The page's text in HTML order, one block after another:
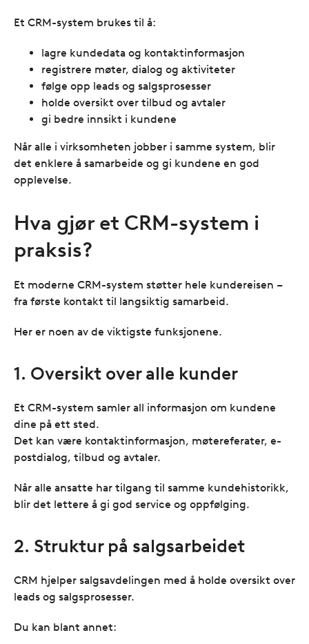
Et CRM-system brukes til å:
lagre kundedata og kontaktinformasjon
registrere møter, dialog og aktiviteter
følge opp leads og salgsprosesser
holde oversikt over tilbud og avtaler
gi bedre innsikt i kundene
Når alle i virksomheten jobber i samme system, blir
det enklere å samarbeide og gi kundene en god
opplevelse.
Hva gjør et CRM-system i
praksis?
Et moderne CRM-system støtter hele kundereisen –
fra første kontakt til langsiktig samarbeid.
Her er noen av de viktigste funksjonene.
1. Oversikt over alle kunder
Et CRM-system samler all informasjon om kundene
dine på ett sted.
Det kan være kontaktinformasjon, møtereferater, e-
postdialog, tilbud og avtaler.
Når alle ansatte har tilgang til samme kundehistorikk,
blir det lettere å gi god service og oppfølging.
2. Struktur på salgsarbeidet
CRM hjelper salgsavdelingen med å holde oversikt over
leads og salgsprosesser.
Du kan blant annet: